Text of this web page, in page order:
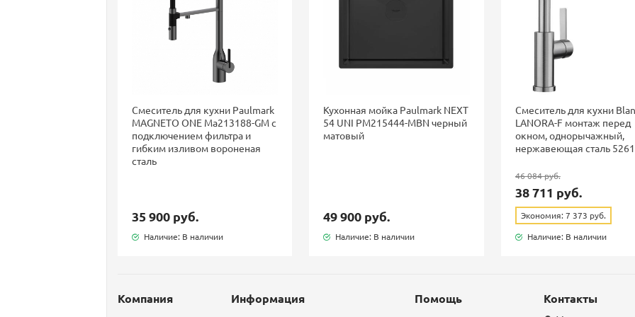
Смеситель для кухни Paulmark
MAGNETO ONE Ma213188-GM с
подключением фильтра и
гибким изливом вороненая
сталь
35 900 руб.
Наличие: В наличии
Кухонная мойка Paulmark NEXT
54 UNI PM215444-MBN черный
матовый
49 900 руб.
Наличие: В наличии
Смеситель для кухни
LANORA-F монтаж перед
окном, однорычажный,
нержавеющая сталь
46 084 руб.
38 711 руб.
Экономия: 7 373 руб.
Наличие: В наличии
Компания Информация Помощь Контакты